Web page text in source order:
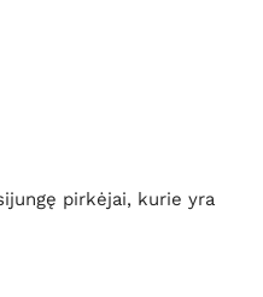
pirkėjai, kurie yra